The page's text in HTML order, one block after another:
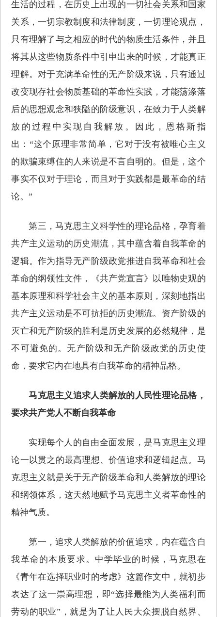
生活的过程，在历史上出现的一切社会关系和国家
关系，一切宗教制度和法律制度，一切理论观点，
只有理解了与之相应的时代的物质生活条件，并且
将其从这些物质条件中引申出来的时候，才能真正
理解。对于充满革命性的无产阶级来说，只有通过
改变现存社会物质基础的革命性实践，才能荡涤落
后的思想观念和狭隘的阶级意识，在致力于人类解
放的过程中实现自我解放。因此，恩格斯指
出：“这个原理非常简单，它对于没有被唯心主义
的欺骗束缚住的人来说是不言自明的。但是，这个
事实不仅对于理论，而且对于实践都是最革命的结
论。”
第三，马克思主义科学性的理论品格，孕育着
共产主义运动的历史潮流，其中蕴含着自我革命的
逻辑。作为指导无产阶级政党推进自我革命和社会
革命的纲领性文件，《共产党宣言》以唯物史观的
基本原理和科学社会主义的基本原则，深刻地指出
共产主义运动是不可抗拒的历史潮流。资产阶级的
灭亡和无产阶级的胜利是历史发展的必然规律，是
不可避免的。无产阶级和无产阶级政党的历史使
命，要求它内在地具有自我革命的精神品格。
马克思主义追求人类解放的人民性理论品格，
要求共产党人不断自我革命
实现每个人的自由全面发展，是马克思主义理
论一以贯之的最高理想、价值追求和逻辑起点。马
克思主义就是关于无产阶级革命和人类解放的理论
和纲领体系，这天然地赋予马克思主义者革命性的
精神气质。
第一，追求人类解放的价值追求，内在蕴含自
我革命的本质要求。中学毕业的时候，马克思在
《青年在选择职业时的考虑》这篇作文中，就初步
表达了这一崇高理想，即“选择最能为人类福利而
劳动的职业”，就是为了让人民大众摆脱自然界、